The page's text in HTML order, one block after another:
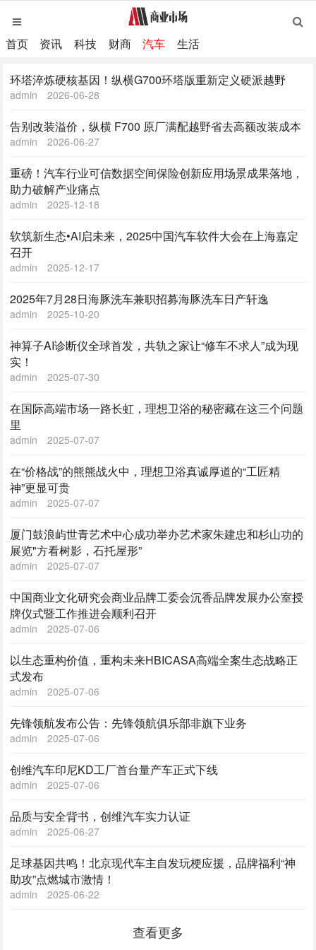
首页 资讯 科技 财商 汽车 生活
环塔淬炼硬核基因！纵横G700环塔版重新定义硬派越野
admin 2026-06-28
告别改装溢价，纵横 F700 原厂满配越野省去高额改装成本
admin 2026-06-27
重磅！汽车行业可信数据空间保险创新应用场景成果落地，
助力破解产业痛点
admin 2025-12-18
软筑新生态•AI启未来，2025中国汽车软件大会在上海嘉定
召开
admin 2025-12-17
2025年7月28日海豚洗车兼职招募海豚洗车日产轩逸
admin 2025-10-20
神算子AI诊断仪全球首发，共轨之家让“修车不求人”成为现
实！
admin 2025-07-30
在国际高端市场一路长虹，理想卫浴的秘密藏在这三个问题
里
admin 2025-07-07
在“价格战”的熊熊战火中，理想卫浴真诚厚道的“工匠精
神”更显可贵
admin 2025-07-07
厦门鼓浪屿世青艺术中心成功举办艺术家朱建忠和杉山功的
展览"方看树影，石托屋形”
admin 2025-07-07
中国商业文化研究会商业品牌工委会沉香品牌发展办公室授
牌仪式暨工作推进会顺利召开
admin 2025-07-06
以生态重构价值，重构未来HBICASA高端全案生态战略正
式发布
admin 2025-07-06
先锋领航发布公告：先锋领航俱乐部非旗下业务
admin 2025-07-06
创维汽车印尼KD工厂首台量产车正式下线
admin 2025-07-06
品质与安全背书，创维汽车实力认证
admin 2025-06-27
足球基因共鸣！北京现代车主自发玩梗应援，品牌福利“神
助攻”点燃城市激情！
admin 2025-06-22
查看更多